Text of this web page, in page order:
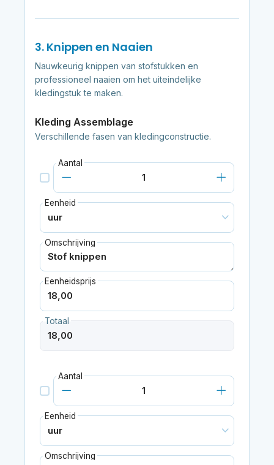
3. Knippen en Naaien
Nauwkeurig knippen van stofstukken en
professioneel naaien om het uiteindelijke
kledingstuk te maken.
Kleding Assemblage
Verschillende fasen van kledingconstructie.
Aantal
Eenheid
Omschrijving
Eenheidsprijs
Totaal
Aantal
Eenheid
Omschrijving